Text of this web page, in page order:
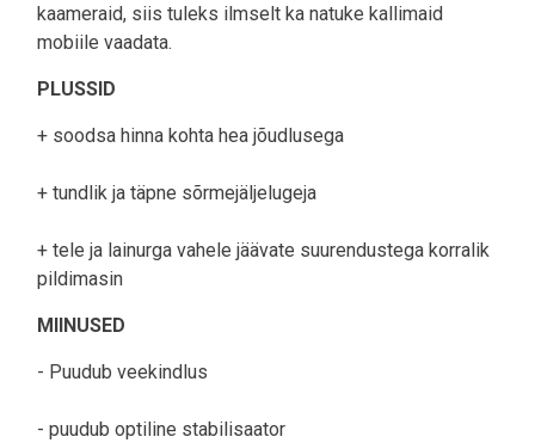
kaameraid, siis tuleks ilmselt ka natuke kallimaid
mobiile vaadata.
PLUSSID
+ soodsa hinna kohta hea jõudlusega
+ tundlik ja täpne sõrmejäljelugeja
+ tele ja lainurga vahele jäävate suurendustega korralik
pildimasin
MIINUSED
- Puudub veekindlus
- puudub optiline stabilisaator